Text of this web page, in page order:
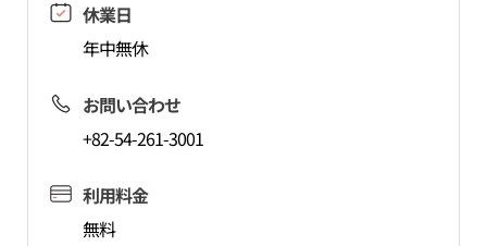
休業日
年中無休
お問い合わせ
+82-54-261-3001
利用料金
無料